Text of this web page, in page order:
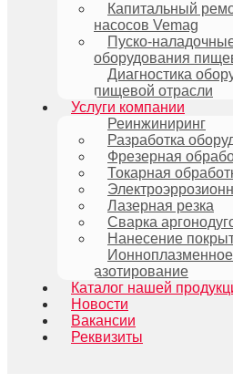
Капитальный
насосов Vemag
Пуско-
оборудования
Диагностика
пищевой отрасли
Услуги компании
Реинжиниринг
Разработка
Фрезерная
Токарная
Лазерная резка
Сварка
Нанесение
Ионноплазменное
азотирование
Каталог нашей
Новости
Вакансии
Реквизиты